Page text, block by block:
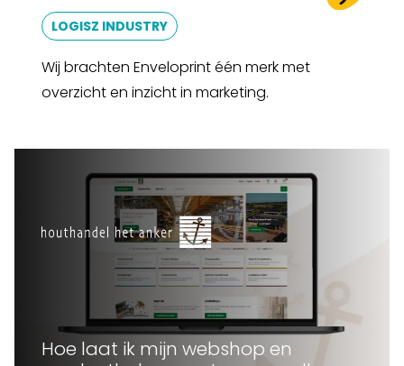
LOGISZ INDUSTRY
Wij brachten Enveloprint één merk met
overzicht en inzicht in marketing.
Hoe laat ik mijn webshop en